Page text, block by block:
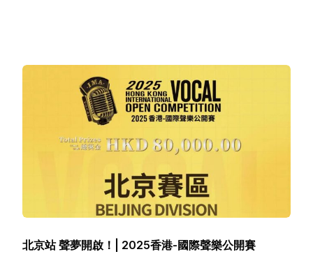
北京站 聲夢開啟！| 2025香港-國際聲樂公開賽